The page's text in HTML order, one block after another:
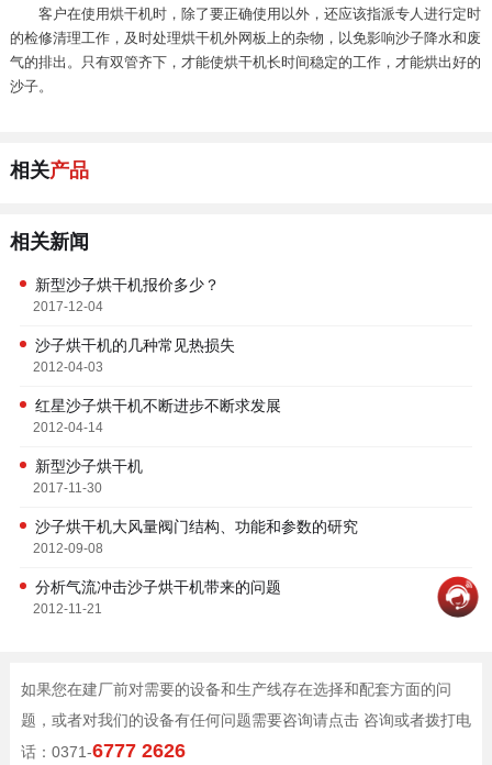
客户在使用烘干机时，除了要正确使用以外，还应该指派专人进行定时
的检修清理工作，及时处理烘干机外网板上的杂物，以免影响沙子降水和废
气的排出。只有双管齐下，才能使烘干机长时间稳定的工作，才能烘出好的
沙子。
相关产品
相关新闻
新型沙子烘干机报价多少？
2017-12-04
沙子烘干机的几种常见热损失
2012-04-03
红星沙子烘干机不断进步不断求发展
2012-04-14
新型沙子烘干机
2017-11-30
沙子烘干机大风量阀门结构、功能和参数的研究
2012-09-08
分析气流冲击沙子烘干机带来的问题
2012-11-21
如果您在建厂前对需要的设备和生产线存在选择和配套方面的问
题，或者对我们的设备有任何问题需要咨询请点击 咨询或者拨打电
话：0371-6777 2626